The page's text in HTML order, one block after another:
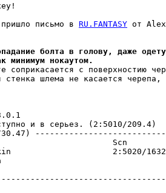
письмо в RU.FANTASY от
болта в голову, даже
минимум нокаутом.
сопpикасается с поверхностию
стенка шлема не касается
и в серьез. (2:5010/209.4)
30.47)
из 1295
2:5020/
: